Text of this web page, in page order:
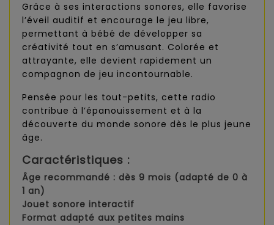
Grâce à ses interactions sonores, elle favorise
l’éveil auditif et encourage le jeu libre,
permettant à bébé de développer sa
créativité tout en s’amusant. Colorée et
attrayante, elle devient rapidement un
compagnon de jeu incontournable.
Pensée pour les tout-petits, cette radio
contribue à l’épanouissement et à la
découverte du monde sonore dès le plus jeune
âge.
Caractéristiques :
Âge recommandé : dès 9 mois (adapté de 0 à
1 an)
Jouet sonore interactif
Format adapté aux petites mains